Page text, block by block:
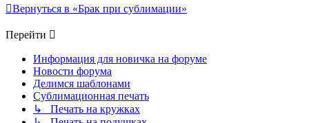
Вернуться в «Брак при сублимации»
Перейти
Информация для новичка на форуме
Новости форума
Делимся шаблонами
Сублимационная печать
↳ Печать на кружках